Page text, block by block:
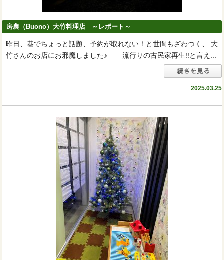
房農（Buono）大竹料理店 ～レポート～
昨日、巷でちょっと話題、予約が取れない！と世間もざわつく、 大
竹さんのお店にお邪魔しました♪ 流行りの古民家再生!!と言え...
2025.03.25